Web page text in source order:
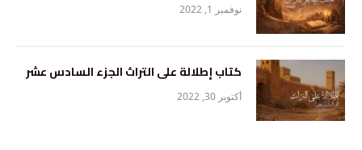
نوفمبر 1, 2022
كتاب إطلالة على التراث الجزء السادس عشر
أكتوبر 30, 2022